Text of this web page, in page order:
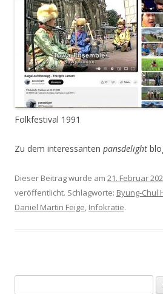
Folkfestival 1991
Zu dem interessanten pansdelight
Dieser Beitrag wurde am 21. Februar
veröffentlicht. Schlagworte: Byung-Chul
Daniel Martin Feige, Infokratie.